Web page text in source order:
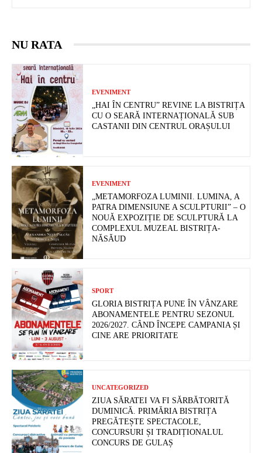
NU RATA
EVENIMENT
„HAI ÎN CENTRU” REVINE LA BISTRIȚA
CU O SEARĂ INTERNAȚIONALĂ SUB
CASTANII DIN CENTRUL ORAȘULUI
EVENIMENT
„METAMORFOZA LUMINII. LUMINA, A
PATRA DIMENSIUNE A SCULPTURII” – O
NOUĂ EXPOZIȚIE DE SCULPTURĂ LA
COMPLEXUL MUZEAL BISTRIȚA-
NĂSĂUD
SPORT
GLORIA BISTRIȚA PUNE ÎN VÂNZARE
ABONAMENTELE PENTRU SEZONUL
2026/2027. CÂND ÎNCEPE CAMPANIA ȘI
CINE ARE PRIORITATE
UNCATEGORIZED
ZIUA SĂRATEI VA FI SĂRBĂTORITĂ
DUMINICĂ. PRIMĂRIA BISTRIȚA
PREGĂTEȘTE SPECTACOLE,
CONCURSURI ȘI TRADIȚIONALUL
CONCURS DE GULAȘ